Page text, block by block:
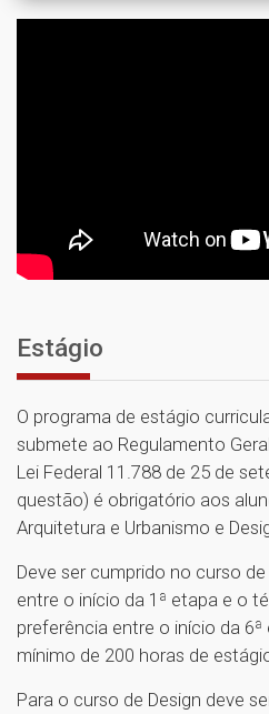
Estágio
O programa de estágio
submete ao Regulamento
Lei Federal 11.788 de 25 de
questão) é obrigatório aos
Arquitetura e Urbanismo e
Deve ser cumprido no curso
entre o início da 1ª etapa e o
preferência entre o início da
mínimo de 200 horas de
Para o curso de Design deve